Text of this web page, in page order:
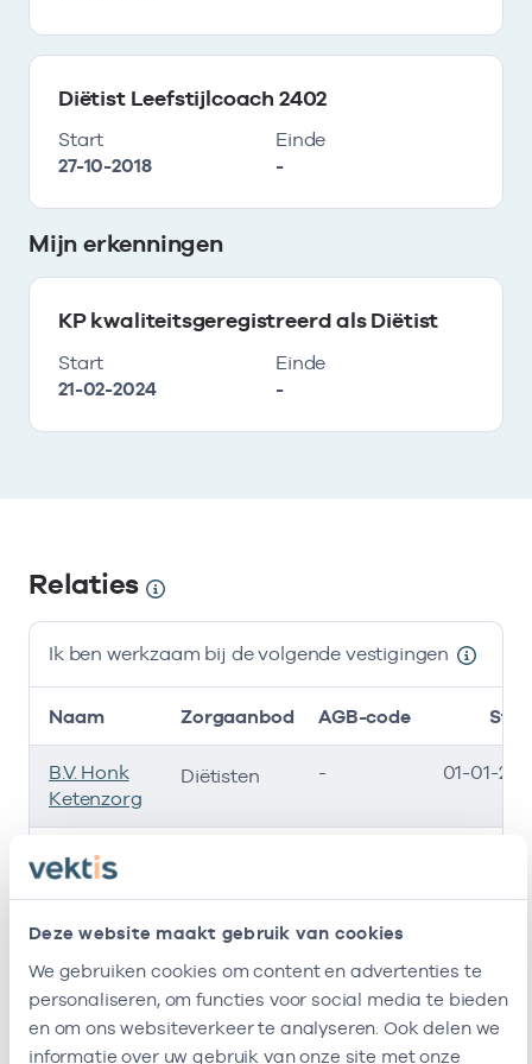
Deze website maakt gebruik van cookies
We gebruiken cookies om content en advertenties te
personaliseren, om functies voor social media te bieden
en om ons websiteverkeer te analyseren. Ook delen we
informatie over uw gebruik van onze site met onze
Diëtist Leefstijlcoach 2402
Start
27-10-2018
Einde
-
Mijn erkenningen
KP kwaliteitsgeregistreerd als Diëtist
Start
21-02-2024
Einde
-
Relaties
Ik ben werkzaam bij de volgende vestigingen
Naam Zorgaanbod AGB-code
B.V. Honk
Ketenzorg
Diëtisten - 01-01-
Esdégé
Reigersdaal
(Noord-
Holland
Viva!
Diëtisten